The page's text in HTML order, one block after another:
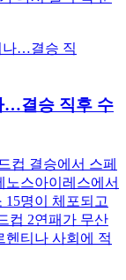
…결승 직후 수
컵 결승에서 스페
노스아이레스에서
명이 체포되고
컵 2연패가 무산
헨티나 사회에 적